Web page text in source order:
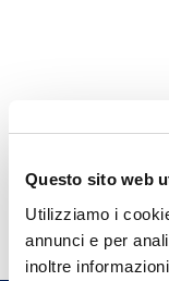
Questo sito web
Utilizziamo i
annunci e per
inoltre
Hai
Trova